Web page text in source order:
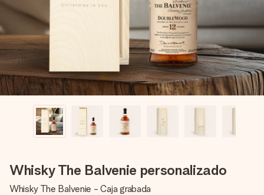
un mensaje que llegue al corazón. Sin complicaciones, solo
todo el amor para el momento.
Whisky The Balvenie personalizado
Whisky The Balvenie - Caja grabada